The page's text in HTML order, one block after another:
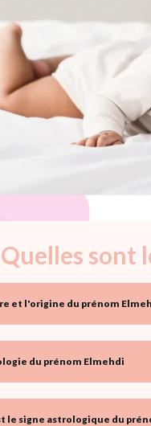
Quelles sont
et l'origine du prénom
du prénom Elmehdi
le signe astrologique du